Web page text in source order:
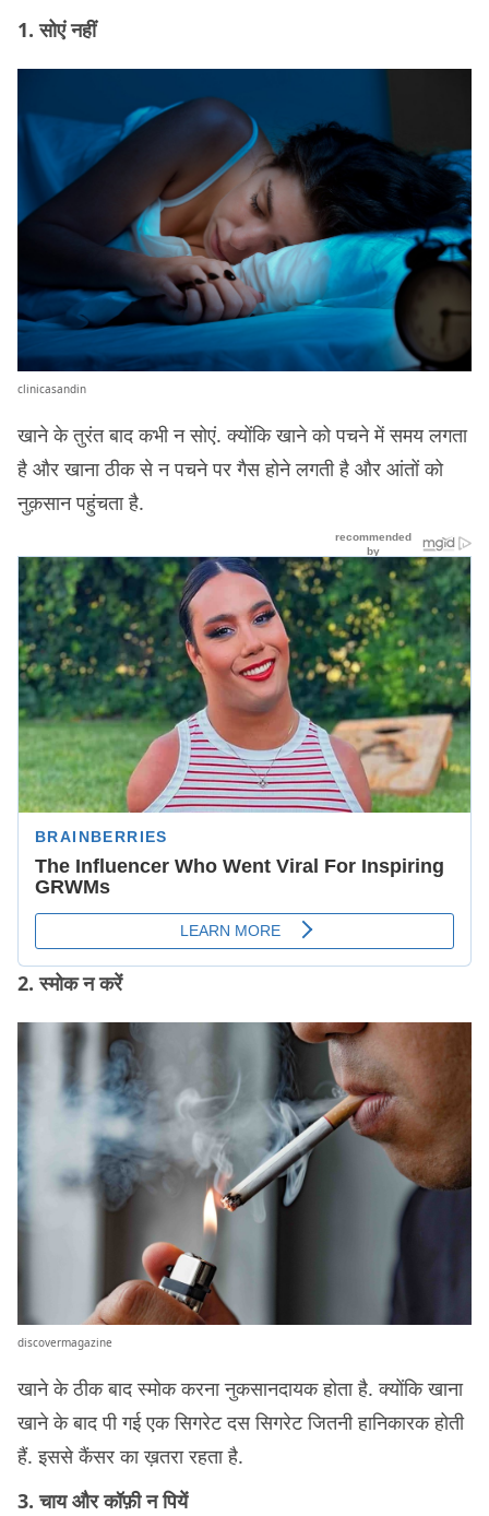
1. सोएं नहीं
clinicasandin
खाने के तुरंत बाद कभी न सोएं. क्योंकि खाने को पचने में समय लगता
है और खाना ठीक से न पचने पर गैस होने लगती है और आंतों को
नुक़सान पहुंचता है.
2. स्मोक न करें
discovermagazine
खाने के ठीक बाद स्मोक करना नुकसानदायक होता है. क्योंकि खाना
खाने के बाद पी गई एक सिगरेट दस सिगरेट जितनी हानिकारक होती
हैं. इससे कैंसर का ख़तरा रहता है.
3. चाय और कॉफ़ी न पियें